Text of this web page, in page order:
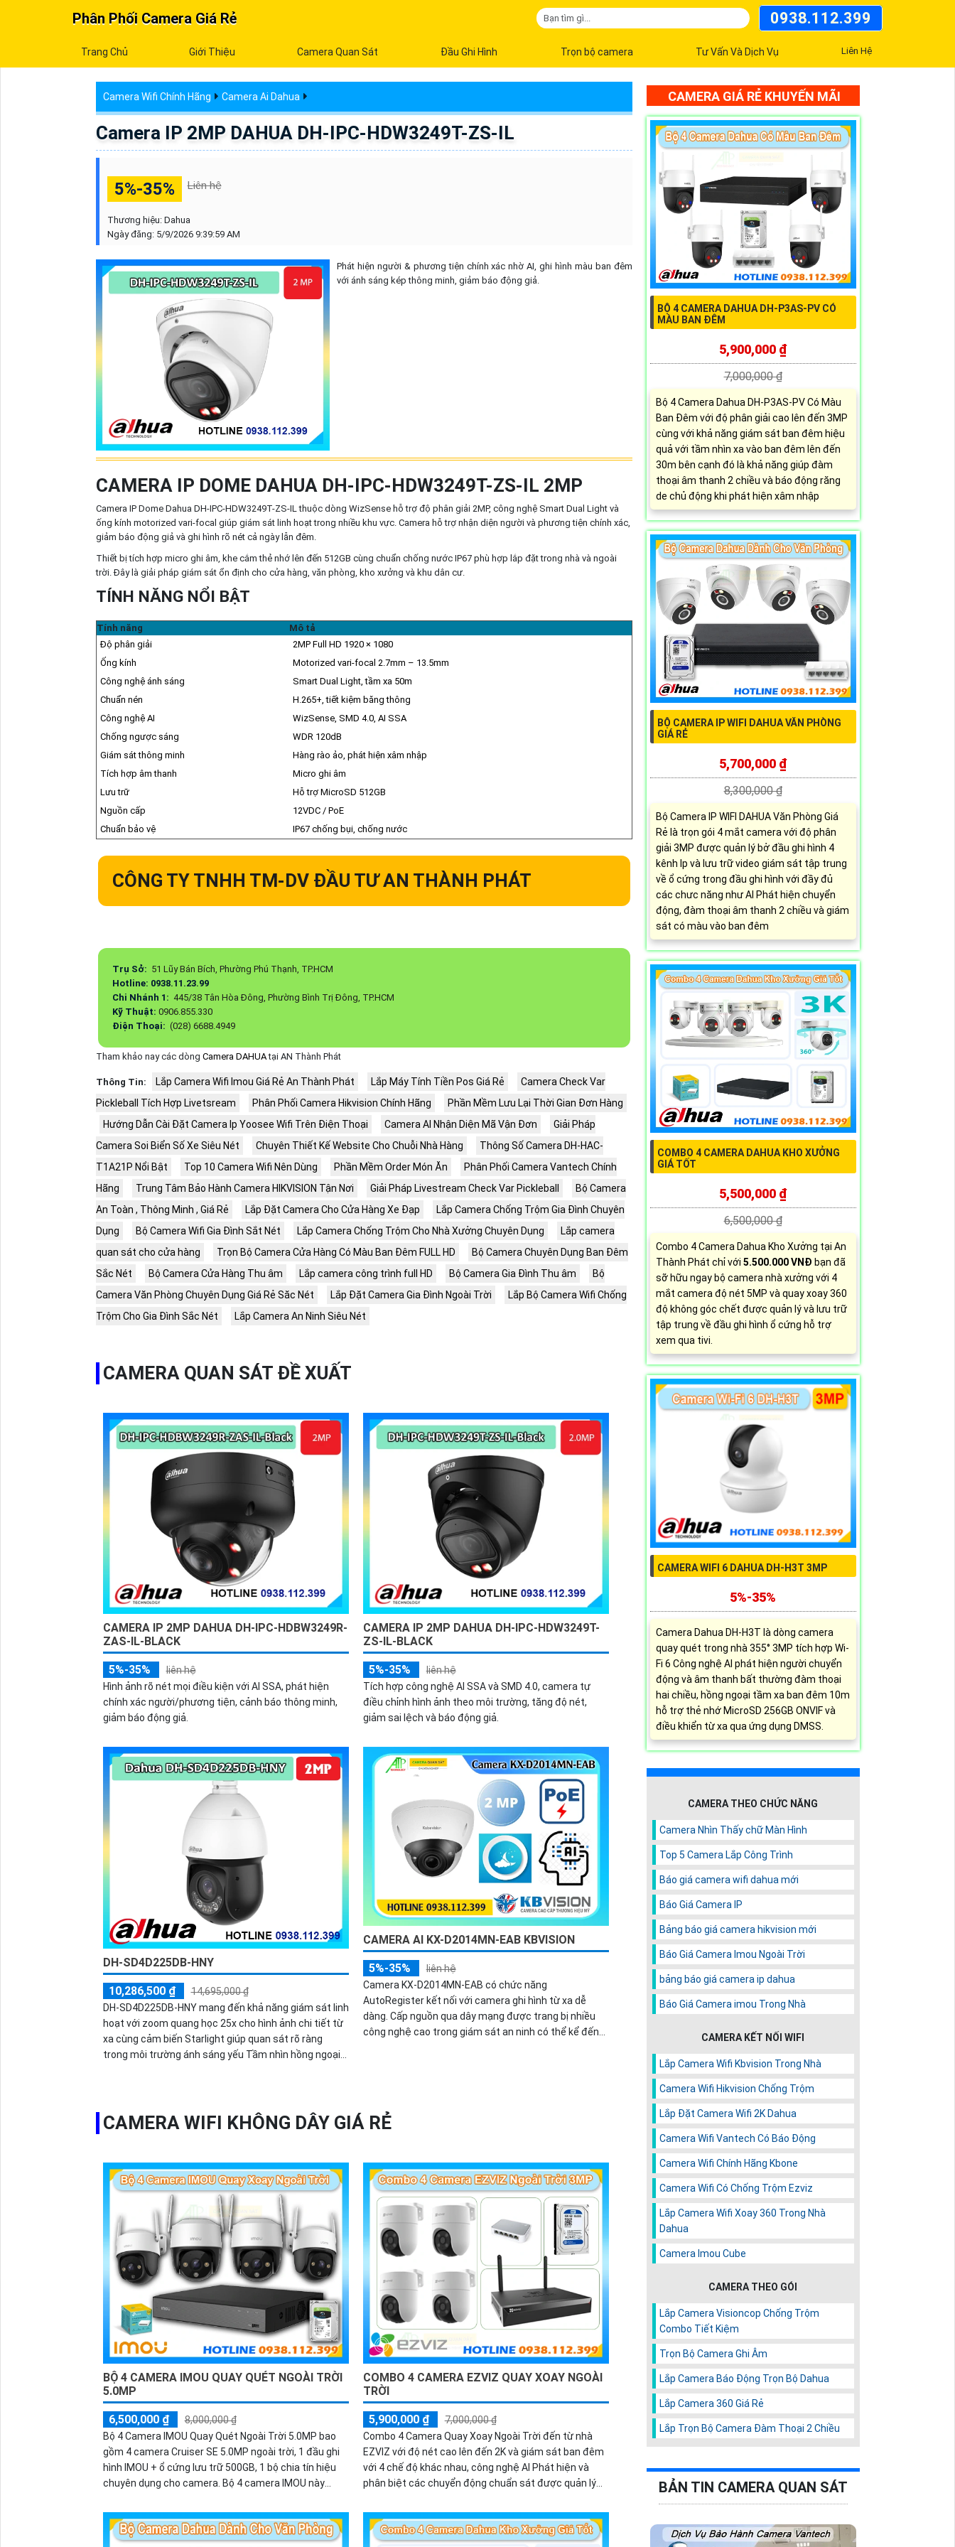
Phân Phối Camera Giá Rẻ 0938.112.399
Trang Chủ Giới Thiệu Camera Quan Sát Đầu Ghi Hình Trọn bộ camera Tư Vấn Và Dịch Vụ Liên Hệ
Camera Wifi Chính Hãng Camera Ai Dahua
Camera IP 2MP DAHUA DH-IPC-HDW3249T-ZS-IL
5%-35% Liên hệ
Thương hiệu: Dahua
Ngày đăng: 5/9/2026 9:39:59 AM
Phát hiện người & phương tiện chính xác nhờ AI, ghi hình màu ban đêm
với ánh sáng kép thông minh, giảm báo động giả.
CAMERA IP DOME DAHUA DH-IPC-HDW3249T-ZS-IL 2MP
Camera IP Dome Dahua DH-IPC-HDW3249T-ZS-IL thuộc dòng WizSense hỗ trợ độ phân giải 2MP, công nghệ Smart Dual Light và
ống kính motorized vari-focal giúp giám sát linh hoạt trong nhiều khu vực. Camera hỗ trợ nhận diện người và phương tiện chính xác,
giảm báo động giả và ghi hình rõ nét cả ngày lẫn đêm.
Thiết bị tích hợp micro ghi âm, khe cắm thẻ nhớ lên đến 512GB cùng chuẩn chống nước IP67 phù hợp lắp đặt trong nhà và ngoài
trời. Đây là giải pháp giám sát ổn định cho cửa hàng, văn phòng, kho xưởng và khu dân cư.
TÍNH NĂNG NỔI BẬT
Tính năng
Mô tả
Độ phân giải
2MP Full HD 1920 × 1080
Ống kính
Motorized vari-focal 2.7mm – 13.5mm
Công nghệ ánh sáng
Smart Dual Light, tầm xa 50m
Chuẩn nén
H.265+, tiết kiệm băng thông
Công nghệ AI
WizSense, SMD 4.0, AI SSA
Chống ngược sáng
WDR 120dB
Giám sát thông minh
Hàng rào ảo, phát hiện xâm nhập
Tích hợp âm thanh
Micro ghi âm
Lưu trữ
Hỗ trợ MicroSD 512GB
Nguồn cấp
12VDC / PoE
Chuẩn bảo vệ
IP67 chống bụi, chống nước
CÔNG TY TNHH TM-DV ĐẦU TƯ AN THÀNH PHÁT
Trụ Sở: 51 Lũy Bán Bích, Phường Phú Thạnh, TP.HCM
Hotline: 0938.11.23.99
Chi Nhánh 1: 445/38 Tân Hòa Đông, Phường Bình Trị Đông, TP.HCM
Kỹ Thuật: 0906.855.330
Điện Thoại: (028) 6688.4949
Tham khảo nay các dòng Camera DAHUAtại AN Thành Phát
Thông Tin: Lắp Camera Wifi Imou Giá Rẻ An Thành Phát Lắp Máy Tính Tiền Pos Giá Rẻ
Camera Check Var
Pickleball Tích Hợp Livetsream
Phân Phối Camera Hikvision Chính Hãng
Phần Mềm Lưu Lại Thời Gian Đơn Hàng
Hướng Dẫn Cài Đặt Camera Ip Yoosee Wifi Trên Điện Thoại
Camera AI Nhận Diện Mã Vận Đơn
Giải Pháp
Camera Soi Biển Số Xe Siêu Nét
Chuyên Thiết Kế Website Cho Chuỗi Nhà Hàng
Thông Số Camera DH-HAC-
T1A21P Nổi Bật
Top 10 Camera Wifi Nên Dùng Phần Mềm Order Món Ăn
Phân Phối Camera Vantech Chính
Hãng
Trung Tâm Bảo Hành Camera HIKVISION Tận Nơi Giải Pháp Livestream Check Var Pickleball
Bộ Camera
An Toàn , Thông Minh , Giá Rẻ
Lắp Đặt Camera Cho Cửa Hàng Xe Đạp
Lắp Camera Chống Trộm Gia Đình Chuyên
Dụng
Bộ Camera Wifi Gia Đình Sắt Nét Lắp Camera Chống Trộm Cho Nhà Xưởng Chuyên Dụng
Lắp camera
quan sát cho cửa hàng
Trọn Bộ Camera Cửa Hàng Có Màu Ban Đêm FULL HD
Bộ Camera Chuyên Dụng Ban Đêm
Sắc Nét
Bộ Camera Cửa Hàng Thu âm Lắp camera công trình full HD Bộ Camera Gia Đình Thu âm
Bộ
Camera Văn Phòng Chuyên Dụng Giá Rẻ Săc Nét
Lắp Đặt Camera Gia Đình Ngoài Trời
Lắp Bộ Camera Wifi Chống
Trộm Cho Gia Đình Sắc Nét
Lắp Camera An Ninh Siêu Nét
CAMERA QUAN SÁT ĐỀ XUẤT
CAMERA IP 2MP DAHUA DH-IPC-HDBW3249R-
ZAS-IL-BLACK
5%-35%
liên hệ
Hình ảnh rõ nét mọi điều kiện với AI SSA, phát hiện
chính xác người/phương tiện, cảnh báo thông minh,
giảm báo động giả.
CAMERA IP 2MP DAHUA DH-IPC-HDW3249T-
ZS-IL-BLACK
5%-35%
liên hệ
Tích hợp công nghệ AI SSA và SMD 4.0, camera tự
điều chỉnh hình ảnh theo môi trường, tăng độ nét,
giảm sai lệch và báo động giả.
DH-SD4D225DB-HNY
10,286,500 ₫
14,695,000 ₫
DH-SD4D225DB-HNY mang đến khả năng giám sát linh
hoạt với zoom quang học 25x cho hình ảnh chi tiết từ
xa cùng cảm biến Starlight giúp quan sát rõ ràng
trong môi trường ánh sáng yếu Tầm nhìn hồng ngoại
CAMERA AI KX-D2014MN-EAB KBVISION
5%-35%
liên hệ
Camera KX-D2014MN-EAB có chức năng
AutoRegister kết nối với camera ghi hình từ xa dễ
dàng. Cấp nguồn qua dây mạng được trang bị nhiều
công nghệ cao trong giám sát an ninh có thể kể đến
CAMERA WIFI KHÔNG DÂY GIÁ RẺ
BỘ 4 CAMERA IMOU QUAY QUÉT NGOÀI TRỜI
5.0MP
6,500,000 ₫
8,000,000 ₫
Bộ 4 Camera IMOU Quay Quét Ngoài Trời 5.0MP bao
gồm 4 camera Cruiser SE 5.0MP ngoài trời, 1 đầu ghi
hình IMOU + ổ cứng lưu trữ 500GB, 1 bộ chia tín hiệu
chuyên dụng cho camera. Bộ 4 camera IMOU này
khu vực cần giám sát ngoài trời.
COMBO 4 CAMERA EZVIZ QUAY XOAY NGOÀI
TRỜI
5,900,000 ₫
7,000,000 ₫
Combo 4 Camera Quay Xoay Ngoài Trời đến từ nhà
EZVIZ với độ nét cao lên đến 2K và giám sát ban đêm
với 4 chế độ khác nhau, công nghệ AI Phát hiện và
phân biệt các chuyển động chuẩn sát được quản lý
CAMERA GIÁ RẺ KHUYẾN MÃI
BỘ 4 CAMERA DAHUA DH-P3AS-PV CÓ
MÀU BAN ĐÊM
5,900,000 ₫
7,000,000 ₫
Bộ 4 Camera Dahua DH-P3AS-PV Có Màu
Ban Đêm với độ phân giải cao lên đến 3MP
cùng với khả năng giám sát ban đêm hiệu
quả với tầm nhìn xa vào ban đêm lên đến
30m bên cạnh đó là khả năng giúp đàm
thoại âm thanh 2 chiều và báo động răng
de chủ động khi phát hiện xâm nhập
BỘ CAMERA IP WIFI DAHUA VĂN PHÒNG
GIÁ RẺ
5,700,000 ₫
8,300,000 ₫
Bộ Camera IP WIFI DAHUA Văn Phòng Giá
Rẻ là trọn gói 4 mắt camera với độ phân
giải 3MP được quản lý bở đầu ghi hình 4
kênh Ip và lưu trữ video giám sát tập trung
về ổ cứng trong đầu ghi hình với đầy đủ
các chưc năng như AI Phát hiện chuyển
động, đàm thoại âm thanh 2 chiều và giám
sát có màu vào ban đêm
COMBO 4 CAMERA DAHUA KHO XƯỞNG
GIÁ TỐT
5,500,000 ₫
6,500,000 ₫
Combo 4 Camera Dahua Kho Xưởng tại An
Thành Phát chỉ với 5.500.000 VNĐ bạn đã
sỡ hữu ngay bộ camera nhà xưởng với 4
mắt camera độ nét 5MP và quay xoay 360
độ không góc chết được quản lý và lưu trữ
tập trung về đầu ghi hình ổ cứng hỗ trợ
xem qua tivi.
CAMERA WIFI 6 DAHUA DH-H3T 3MP
5%-35%
Camera Dahua DH-H3T là dòng camera
quay quét trong nhà 355° 3MP tích hợp Wi-
Fi 6 Công nghệ AI phát hiện người chuyển
động và âm thanh bất thường đàm thoại
hai chiều, hồng ngoại tầm xa ban đêm 10m
hỗ trợ thẻ nhớ MicroSD 256GB ONVIF và
điều khiển từ xa qua ứng dụng DMSS.
CAMERA THEO CHỨC NĂNG
Camera Nhìn Thấy chữ Màn Hình
Top 5 Camera Lắp Công Trình
Báo giá camera wifi dahua mới
Báo Giá Camera IP
Bảng báo giá camera hikvision mới
Báo Giá Camera Imou Ngoài Trời
bảng báo giá camera ip dahua
Báo Giá Camera imou Trong Nhà
CAMERA KẾT NỐI WIFI
Lắp Camera Wifi Kbvision Trong Nhà
Camera Wifi Hikvision Chống Trộm
Lắp Đặt Camera Wifi 2K Dahua
Camera Wifi Vantech Có Báo Động
Camera Wifi Chính Hãng Kbone
Camera Wifi Có Chống Trộm Ezviz
Lắp Camera Wifi Xoay 360 Trong Nhà
Dahua
Camera Imou Cube
CAMERA THEO GÓI
Lắp Camera Visioncop Chống Trộm
Combo Tiết Kiệm
Trọn Bộ Camera Ghi Âm
Lắp Camera Báo Động Trọn Bộ Dahua
Lắp Camera 360 Giá Rẻ
Lắp Trọn Bộ Camera Đàm Thoại 2 Chiều
BẢN TIN CAMERA QUAN SÁT